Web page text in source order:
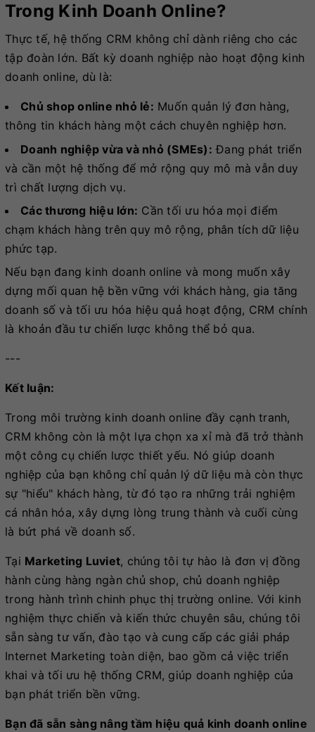
Trong Kinh Doanh Online?
Thực tế, hệ thống CRM không chỉ dành riêng cho các
tập đoàn lớn. Bất kỳ doanh nghiệp nào hoạt động kinh
doanh online, dù là:
Chủ shop online nhỏ lẻ: Muốn quản lý đơn hàng,
thông tin khách hàng một cách chuyên nghiệp hơn.
Doanh nghiệp vừa và nhỏ (SMEs): Đang phát triển
và cần một hệ thống để mở rộng quy mô mà vẫn duy
trì chất lượng dịch vụ.
Các thương hiệu lớn: Cần tối ưu hóa mọi điểm
chạm khách hàng trên quy mô rộng, phân tích dữ liệu
phức tạp.
Nếu bạn đang kinh doanh online và mong muốn xây
dựng mối quan hệ bền vững với khách hàng, gia tăng
doanh số và tối ưu hóa hiệu quả hoạt động, CRM chính
là khoản đầu tư chiến lược không thể bỏ qua.
---
Kết luận:
Trong môi trường kinh doanh online đầy cạnh tranh,
CRM không còn là một lựa chọn xa xỉ mà đã trở thành
một công cụ chiến lược thiết yếu. Nó giúp doanh
nghiệp của bạn không chỉ quản lý dữ liệu mà còn thực
sự "hiểu" khách hàng, từ đó tạo ra những trải nghiệm
cá nhân hóa, xây dựng lòng trung thành và cuối cùng
là bứt phá về doanh số.
Tại Marketing Luviet, chúng tôi tự hào là đơn vị đồng
hành cùng hàng ngàn chủ shop, chủ doanh nghiệp
trong hành trình chinh phục thị trường online. Với kinh
nghiệm thực chiến và kiến thức chuyên sâu, chúng tôi
sẵn sàng tư vấn, đào tạo và cung cấp các giải pháp
Internet Marketing toàn diện, bao gồm cả việc triển
khai và tối ưu hệ thống CRM, giúp doanh nghiệp của
bạn phát triển bền vững.
Bạn đã sẵn sàng nâng tầm hiệu quả kinh doanh online